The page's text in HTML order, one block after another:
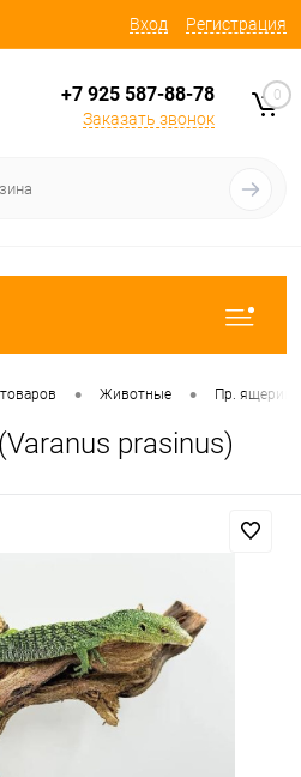
Вход Регистрация
+7 925 587-88-78
Заказать звонок
0
• Животные • Пр.
prasinus)